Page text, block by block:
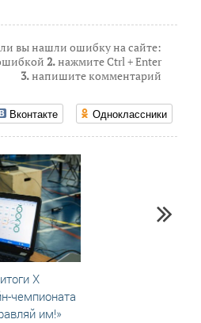
вы нашли ошибку на сайте:
2.нажмите Ctrl + Enter
3.напишите комментарий
Вконтакте Одноклассники
X
чемпионата
им!»